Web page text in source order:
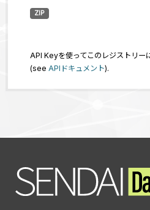
ZIP
API Keyを使ってこのレジストリー
(see APIドキュメント).